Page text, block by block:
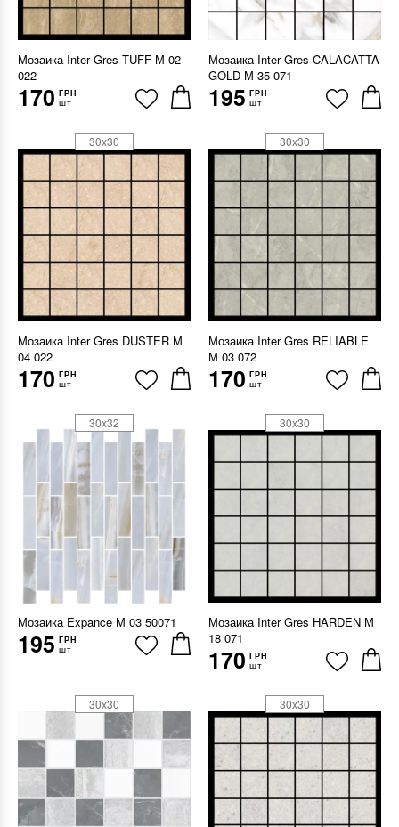
Мозаика Inter Gres TUFF М 02
022
170 ГРН
шт
Мозаика Inter Gres CALACATTA
GOLD М 35 071
195 ГРН
шт
Мозаика Inter Gres DUSTER М
04 022
170 ГРН
шт
30x30
Мозаика Inter Gres RELIABLE
М 03 072
170 ГРН
шт
30x30
Мозаика Expance М 03 50071
195 ГРН
шт
30x32
Мозаика Inter Gres HARDEN М
18 071
170 ГРН
шт
30x30
30x30 30x30